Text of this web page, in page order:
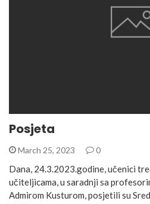
Posjeta
March 25, 2023 0
Dana, 24.3.2023.godine, učenici
učiteljicama, u saradnji sa
Admirom Kusturom, posjetili su